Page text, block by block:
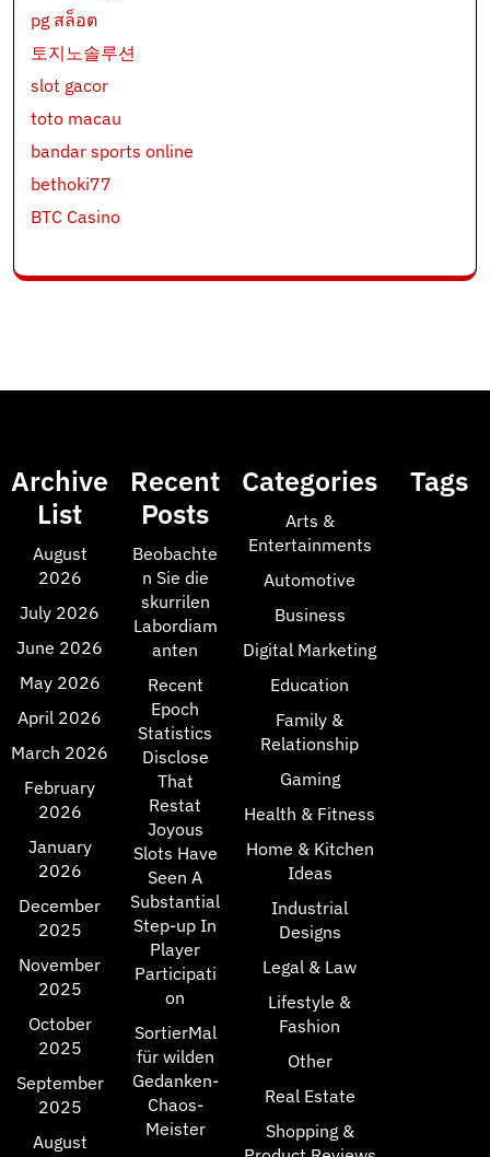
pg สล็อต
토지노솔루션
slot gacor
toto macau
bandar sports online
bethoki77
BTC Casino
Archive
List
August
2026
July 2026
June 2026
May 2026
April 2026
March 2026
February
2026
January
2026
December
2025
November
2025
October
2025
September
2025
August
Recent
Posts
Beobachte
n Sie die
skurrilen
Labordiam
anten
Recent
Epoch
Statistics
Disclose
That
Restat
Joyous
Slots Have
Seen A
Substantial
Step-up In
Player
Participati
on
SortierMal
für wilden
Gedanken-
Chaos-
Meister
Categories
Arts &
Entertainments
Automotive
Business
Digital Marketing
Education
Family &
Relationship
Gaming
Health & Fitness
Home & Kitchen
Ideas
Industrial
Designs
Legal & Law
Lifestyle &
Fashion
Other
Real Estate
Shopping &
Tags